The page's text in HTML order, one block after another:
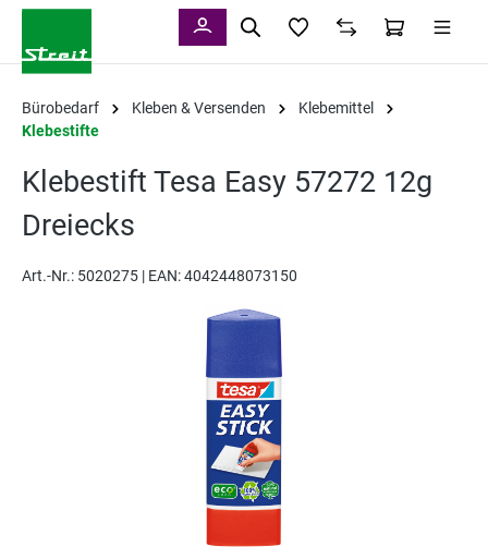
Bürobedarf Kleben & Versenden
Klebemittel
Klebestifte
Klebestift Tesa Easy 57272 12g
Dreiecks
Art.-Nr.: 5020275 | EAN: 4042448073150